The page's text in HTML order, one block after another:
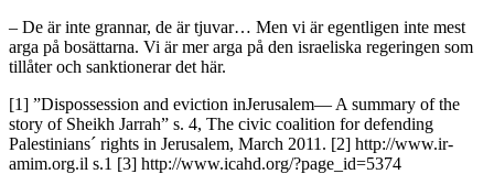
– De är inte grannar, de är tjuvar… Men vi är egentligen inte mest
arga på bosättarna. Vi är mer arga på den israeliska regeringen som
tillåter och sanktionerar det här.
[1] ”Dispossession and eviction inJerusalem— A summary of the
story of Sheikh Jarrah” s. 4, The civic coalition for defending
Palestinians´ rights in Jerusalem, March 2011. [2] http://www.ir-
amim.org.il s.1 [3] http://www.icahd.org/?page_id=5374